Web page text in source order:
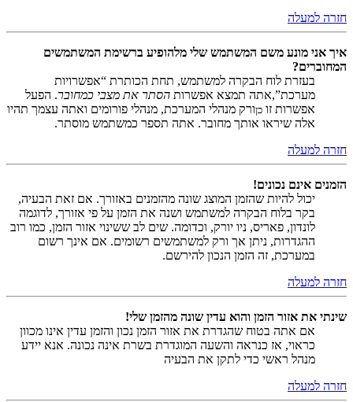
חזרה למעלה
איך אני מונע משם המשתמש שלי מלהופיע ברשימת המשתמשים
המחוברים?
בעזרת לוח הבקרה למשתמש, תחת הכותרת “אפשרויות
מערכת”,אתה תמצא אפשרות הסתר את מצבי כמחובר. הפעל
אפשרות זו כןורק מנהלי המערכת, מנהלי פורומים ואתה עצמך תהיו
אלה שיראו אותך מחובר. אתה תספר כמשתמש מוסתר.
חזרה למעלה
הזמנים אינם נכונים!
יכול להיות שהזמן המוצג שונה מהזמנים באזורך. אם זאת הבעיה,
בקר בלוח הבקרה למשתמש ושנה את הזמן על פי אזורך, לדוגמה
לונדון, פאריס, ניו יורק, וכדומה. שים לב ששינוי אזור הזמן, כמו רוב
ההגדרות, ניתן אך ורק למשתמשים רשומים. אם אינך רשום
במערכת, זה הזמן הנכון להירשם.
חזרה למעלה
שינתי את אזור הזמן והוא עדין שונה מהזמן שלי!
אם אתה בטוח שהגדרת את אזור הזמן נכון והזמן עדין אינו מכוון
כראוי, אז כנראה והשעה המוגדרת בשרת אינה נכונה. אנא יידע
מנהל ראשי כדי לתקן את הבעיה
חזרה למעלה